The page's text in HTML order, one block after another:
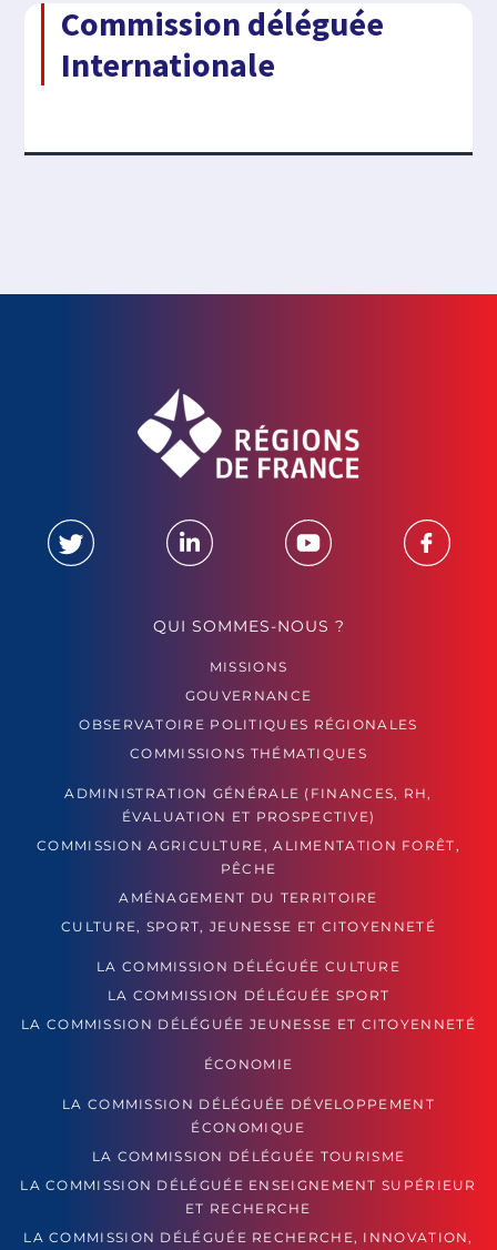
Commission déléguée
Internationale
QUI SOMMES-NOUS ?
MISSIONS
GOUVERNANCE
OBSERVATOIRE POLITIQUES RÉGIONALES
COMMISSIONS THÉMATIQUES
ADMINISTRATION GÉNÉRALE (FINANCES, RH,
ÉVALUATION ET PROSPECTIVE)
COMMISSION AGRICULTURE, ALIMENTATION FORÊT,
PÊCHE
AMÉNAGEMENT DU TERRITOIRE
CULTURE, SPORT, JEUNESSE ET CITOYENNETÉ
LA COMMISSION DÉLÉGUÉE CULTURE
LA COMMISSION DÉLÉGUÉE SPORT
LA COMMISSION DÉLÉGUÉE JEUNESSE ET CITOYENNETÉ
ÉCONOMIE
LA COMMISSION DÉLÉGUÉE DÉVELOPPEMENT
ÉCONOMIQUE
LA COMMISSION DÉLÉGUÉE TOURISME
LA COMMISSION DÉLÉGUÉE ENSEIGNEMENT SUPÉRIEUR
ET RECHERCHE
LA COMMISSION DÉLÉGUÉE RECHERCHE, INNOVATION,